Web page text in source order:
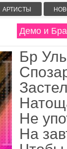
Демо и
Бр
Не
На
АРТИСТЫ